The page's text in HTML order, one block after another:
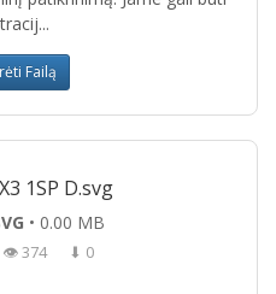
Failą
1SP D.svg
• 0.00 MB
👁 374 ⬇ 0